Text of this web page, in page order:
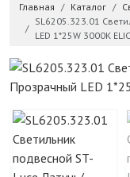
Главная Каталог
SL6205.323.01
LED 1*25W 3000K